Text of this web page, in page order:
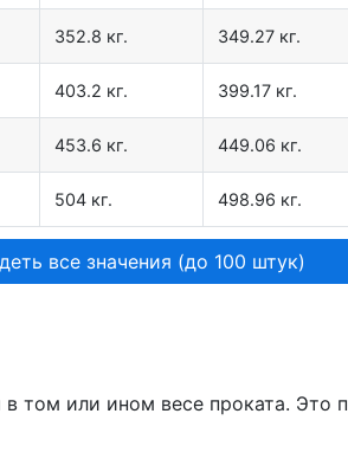
352.8 кг. 349.27 кг.
403.2 кг. 399.17 кг.
453.6 кг. 449.06 кг.
504 кг. 498.96 кг.
все значения (до 100 штук)
том или ином весе проката. Это